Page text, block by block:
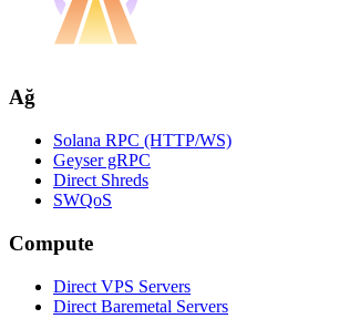
Ağ
Solana RPC (HTTP/WS)
Geyser gRPC
Direct Shreds
SWQoS
Compute
Direct VPS Servers
Direct Baremetal Servers